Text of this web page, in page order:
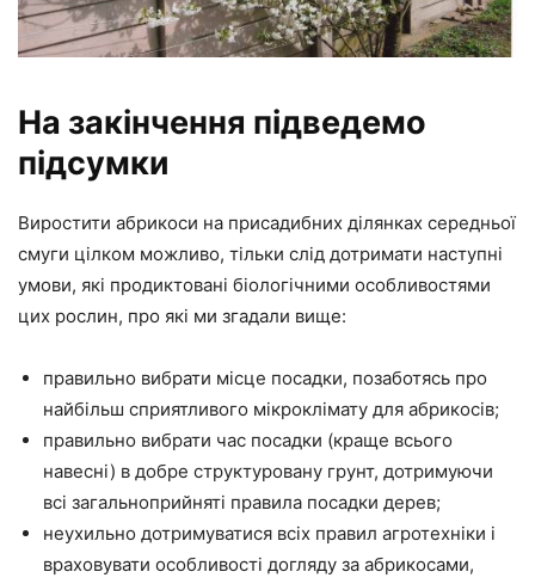
На закінчення підведемо
підсумки
Виростити абрикоси на присадибних ділянках середньої
смуги цілком можливо, тільки слід дотримати наступні
умови, які продиктовані біологічними особливостями
цих рослин, про які ми згадали вище:
правильно вибрати місце посадки, позаботясь про
найбільш сприятливого мікроклімату для абрикосів;
правильно вибрати час посадки (краще всього
навесні) в добре структуровану грунт, дотримуючи
всі загальноприйняті правила посадки дерев;
неухильно дотримуватися всіх правил агротехніки і
враховувати особливості догляду за абрикосами,